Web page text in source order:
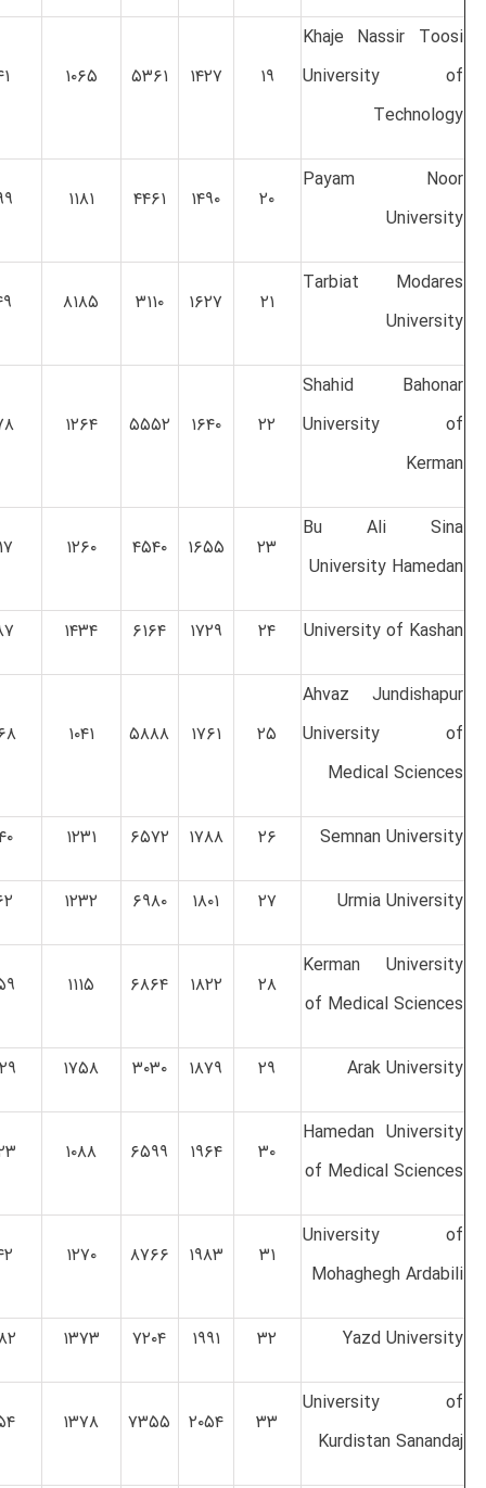
Khaje Nassir Toosi
University of
Technology
۱۹ ۱۴۲۷ ۵۳۶۱ ۱۰۶۵
Payam Noor
University
۲۰ ۱۴۹۰ ۴۴۶۱ ۱۱۸۱
Tarbiat Modares
University
۲۱ ۱۶۲۷ ۳۱۱۰ ۸۱۸۵
Shahid Bahonar
University of
Kerman
۲۲ ۱۶۴۰ ۵۵۵۲ ۱۲۶۴
Bu Ali Sina
University Hamedan
۲۳ ۱۶۵۵ ۴۵۴۰ ۱۲۶۰
University of Kashan ۲۴ ۱۷۲۹ ۶۱۶۴ ۱۴۳۴
Ahvaz Jundishapur
University of
Medical Sciences
۲۵ ۱۷۶۱ ۵۸۸۸ ۱۰۴۱
Semnan University ۲۶ ۱۷۸۸ ۶۵۷۲ ۱۲۳۱
Urmia University ۲۷ ۱۸۰۱ ۶۹۸۰ ۱۲۳۲
Kerman University
of Medical Sciences
۲۸ ۱۸۲۲ ۶۸۶۴ ۱۱۱۵
Arak University ۲۹ ۱۸۷۹ ۳۰۳۰ ۱۷۵۸
Hamedan University
of Medical Sciences
۳۰ ۱۹۶۴ ۶۵۹۹ ۱۰۸۸
University of
Mohaghegh Ardabili
۳۱ ۱۹۸۳ ۸۷۶۶ ۱۲۷۰
Yazd University ۳۲ ۱۹۹۱ ۷۲۰۴ ۱۳۷۳
University of
Kurdistan Sanandaj
۳۳ ۲۰۵۴ ۷۳۵۵ ۱۳۷۸